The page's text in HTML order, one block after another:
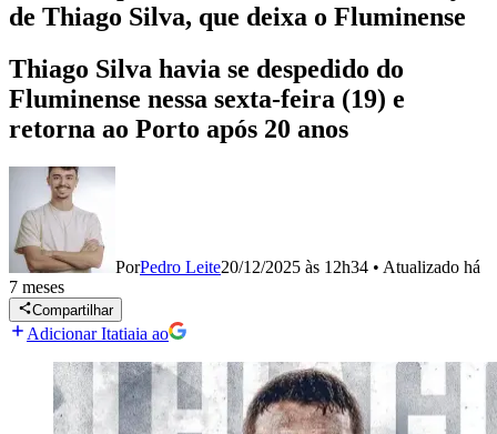
de Thiago Silva, que deixa o Fluminense
Thiago Silva havia se despedido do
Fluminense nessa sexta-feira (19) e
retorna ao Porto após 20 anos
PorPedro Leite20/12/2025 às 12h34 • Atualizado há
7 meses
Compartilhar
Adicionar Itatiaia ao